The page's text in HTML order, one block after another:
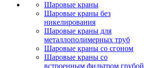
Шаровые краны
Шаровые краны без
никелирования
Шаровые краны для
металлополимерных труб
Шаровые краны со сгоном
Шаровые краны со
встроенным фильтром грубой